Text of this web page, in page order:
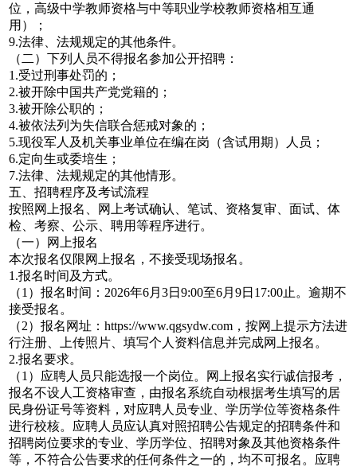
位，高级中学教师资格与中等职业学校教师资格相互通
用）；
9.法律、法规规定的其他条件。
（二）下列人员不得报名参加公开招聘：
1.受过刑事处罚的；
2.被开除中国共产党党籍的；
3.被开除公职的；
4.被依法列为失信联合惩戒对象的；
5.现役军人及机关事业单位在编在岗（含试用期）人员；
6.定向生或委培生；
7.法律、法规规定的其他情形。
五、招聘程序及考试流程
按照网上报名、网上考试确认、笔试、资格复审、面试、体
检、考察、公示、聘用等程序进行。
（一）网上报名
本次报名仅限网上报名，不接受现场报名。
1.报名时间及方式。
（1）报名时间：2026年6月3日9:00至6月9日17:00止。逾期不
接受报名。
（2）报名网址：https://www.qgsydw.com，按网上提示方法进
行注册、上传照片、填写个人资料信息并完成网上报名。
2.报名要求。
（1）应聘人员只能选报一个岗位。网上报名实行诚信报考，
报名不设人工资格审查，由报名系统自动根据考生填写的居
民身份证号等资料，对应聘人员专业、学历学位等资格条件
进行校核。应聘人员应认真对照招聘公告规定的招聘条件和
招聘岗位要求的专业、学历学位、招聘对象及其他资格条件
等，不符合公告要求的任何条件之一的，均不可报名。应聘